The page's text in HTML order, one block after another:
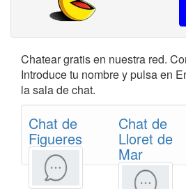
Chatear gratis en nuestra red.
Introduce tu nombre y pulsa en
la sala de chat.
Chat de
Figueres
Chat de
Lloret de
Mar